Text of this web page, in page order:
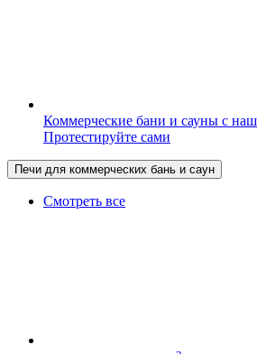
Коммерческие бани и сауны с
Протестируйте сами
Печи для коммерческих бань и саун
Смотреть все